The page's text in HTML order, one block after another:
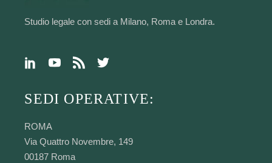
Studio legale con sedi a Milano, Roma e Londra.
SEDI OPERATIVE:
ROMA
Via Quattro Novembre, 149
00187 Roma